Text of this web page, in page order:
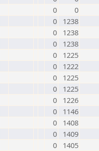
0
0
0
1238
0
1238
0
1238
0
1225
0
1222
0
1225
0
1225
0
1226
0
1146
0
1408
0
1409
0
1405